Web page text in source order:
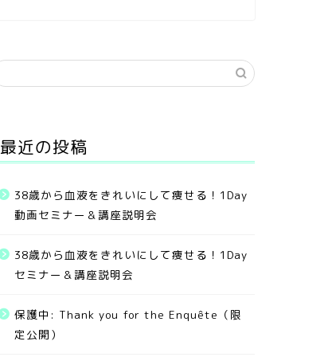
最近の投稿
38歳から血液をきれいにして痩せる！1Day
動画セミナー＆講座説明会
38歳から血液をきれいにして痩せる！1Day
セミナー＆講座説明会
保護中: Thank you for the Enquête（限
定公開）